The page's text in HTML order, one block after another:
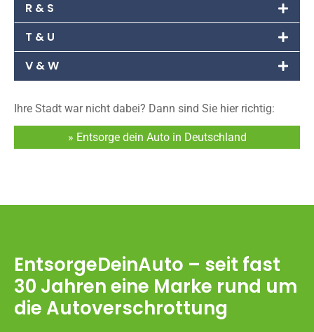
R & S
T & U
V & W
Ihre Stadt war nicht dabei? Dann sind Sie hier richtig:
» Entsorge dein Auto in Deutschland
EntsorgeDeinAuto – seit fast
30 Jahren eine Marke rund um
die Autoverschrottung